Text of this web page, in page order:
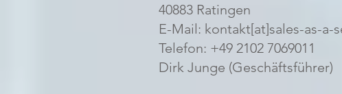
40883 Ratingen
E-Mail: kontakt[at]sales-as-a-
Telefon: +49 2102 7069011
Dirk Junge (Geschäftsführer)